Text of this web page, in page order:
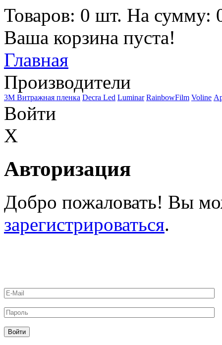
Товаров: 0 шт. На сумму:
Ваша корзина пуста!
Главная
Производители
3M Витражная пленка Decra Led Luminar RainbowFilm Voline
Войти
X
Авторизация
Добро пожаловать! Вы
зарегистрироваться.